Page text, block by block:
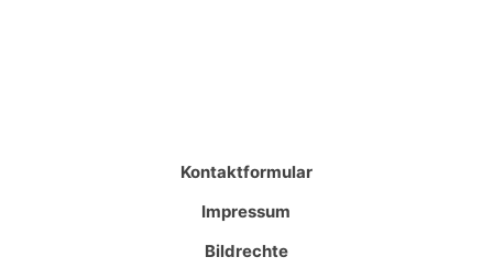
Kontaktformular
Impressum
Bildrechte